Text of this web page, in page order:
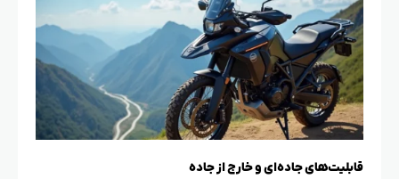
قابلیت‌های جاده‌ای و خارج از جاده